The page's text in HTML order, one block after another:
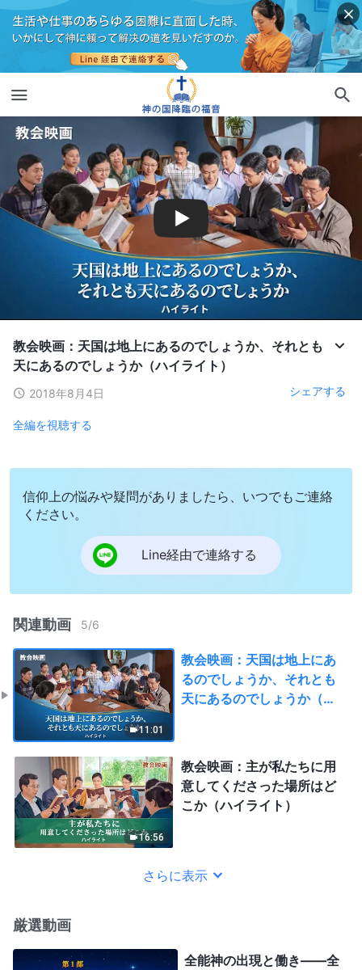
教会映画：天国は地上にあるのでしょうか、それとも
天にあるのでしょうか（ハイライト）
2018年8月4日 シェアする
全編を視聴する
信仰上の悩みや疑問がありましたら、いつでもご連絡
ください。
Line経由で連絡する
関連動画 5/6
11:01
教会映画：天国は地上にあ
るのでしょうか、それとも
天にあるのでしょうか（ハ
16:56
教会映画：主が私たちに用
意してくださった場所はど
こか（ハイライト）
さらに表示
厳選動画
全能神の出現と働き——全